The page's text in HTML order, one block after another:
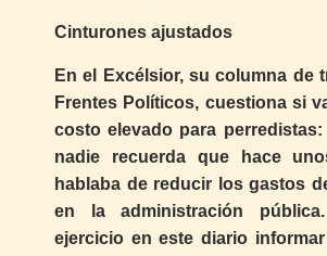
Cinturones ajustados
En el Excélsior, su columna de
Frentes Políticos, cuestiona si
costo elevado para perredistas:
nadie recuerda que hace
hablaba de reducir los gastos
en la administración pública.
ejercicio en este diario